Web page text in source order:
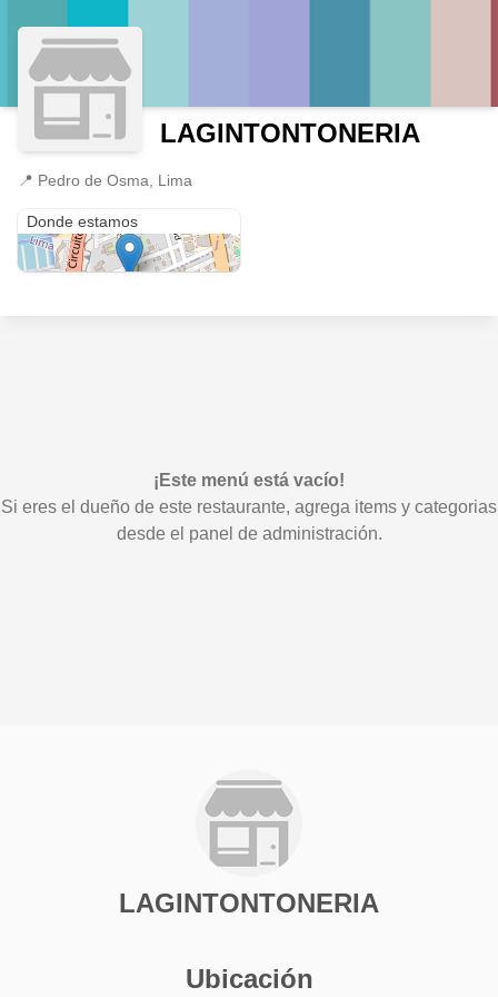
LAGINTONTONERIA
📍 Pedro de Osma, Lima
Donde estamos
¡Este menú está vacío!
Si eres el dueño de este restaurante, agrega items y categorias
desde el panel de administración.
LAGINTONTONERIA
Ubicación